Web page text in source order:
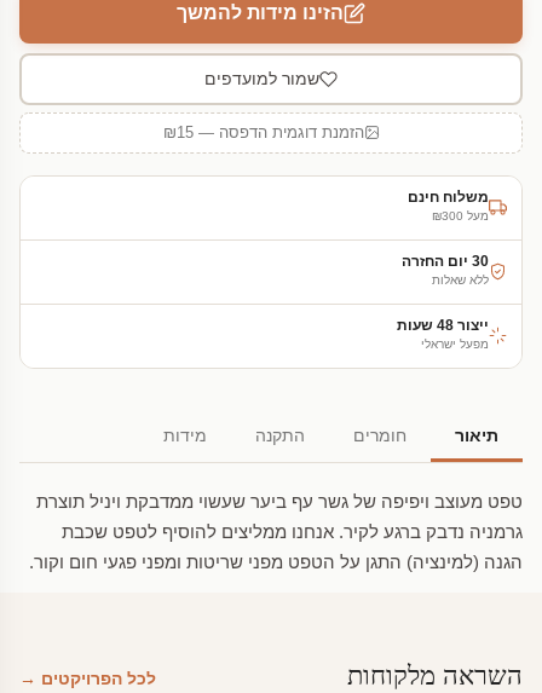
הזינו מידות להמשך
שמור למועדפים
הזמנת דוגמית הדפסה — ₪15
משלוח חינם
מעל ₪300
30 יום החזרה
ללא שאלות
ייצור 48 שעות
מפעל ישראלי
תיאור חומרים התקנה מידות
טפט מעוצב ויפיפה של גשר עף ביער שעשוי ממדבקת ויניל תוצרת
גרמניה נדבק ברגע לקיר. אנחנו ממליצים להוסיף לטפט שכבת
הגנה (למינציה) התגן על הטפט מפני שריטות ומפני פגעי חום וקור.
השראה מלקוחות לכל הפרויקטים →